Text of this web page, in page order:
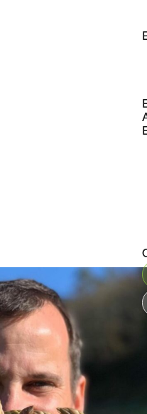
Retour
Portugal : Asperges